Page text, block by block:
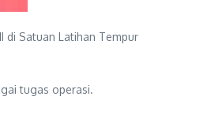
di Satuan Latihan Tempur
tugas operasi.